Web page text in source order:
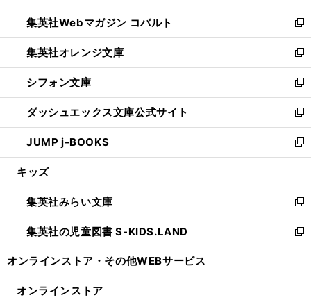
開
く
ウ
で
開
く
ン
ド
ウ
で
開
く
ウ
ィ
ン
ド
ウ
で
開
く
集英社Webマガジン コバルト
新
し
い
ウ
ィ
ン
ド
ウ
で
開
集英社オレンジ文庫
新
し
い
ウ
ィ
ン
ド
ウ
開
く
シフォン文庫
新
し
い
ウ
ィ
ン
ウ
で
開
く
ダッシュエックス文庫公式サイト
新
し
い
ウ
ン
ド
ウ
で
JUMP j-BOOKS
新
し
ウ
ィ
ン
ド
開
キッズ
集英社みらい文庫
新
し
い
ン
集英社の児童図書 S-KIDS.LAND
新
ウ
オンラインストア・ その他WEBサービス
オンラインストア